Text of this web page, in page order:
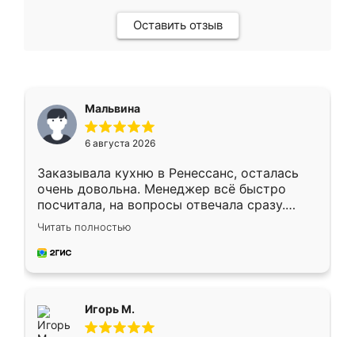
Оставить отзыв
Мальвина
6 августа 2026
Заказывала кухню в Ренессанс, осталась
очень довольна. Менеджер всё быстро
посчитала, на вопросы отвечала сразу.
Замерщик приехал в субботу, подошёл к
делу со всей ответственностью. Собрали
за день, ребята работали аккуратно, даже
Читать полностью
Игорь М.